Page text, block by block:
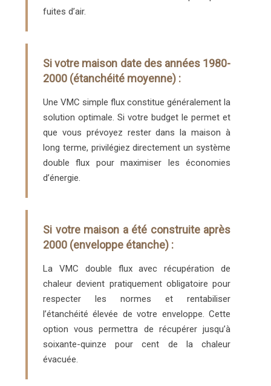
fuites d’air.
Si votre maison date des années 1980-
2000 (étanchéité moyenne) :
Une VMC simple flux constitue généralement la
solution optimale. Si votre budget le permet et
que vous prévoyez rester dans la maison à
long terme, privilégiez directement un système
double flux pour maximiser les économies
d’énergie.
Si votre maison a été construite après
2000 (enveloppe étanche) :
La VMC double flux avec récupération de
chaleur devient pratiquement obligatoire pour
respecter les normes et rentabiliser
l’étanchéité élevée de votre enveloppe. Cette
option vous permettra de récupérer jusqu’à
soixante-quinze pour cent de la chaleur
évacuée.